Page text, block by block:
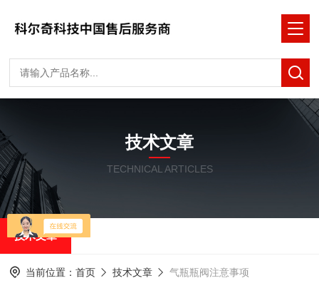
技术文章
TECHNICAL ARTICLES
技术文章
当前位置： 首页 技术文章 气瓶瓶阀注意事项